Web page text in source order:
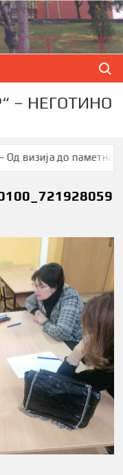
– НЕГОТИНО
до паметна